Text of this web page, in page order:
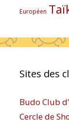
Européen
Sites des
Budo Club
Cercle de